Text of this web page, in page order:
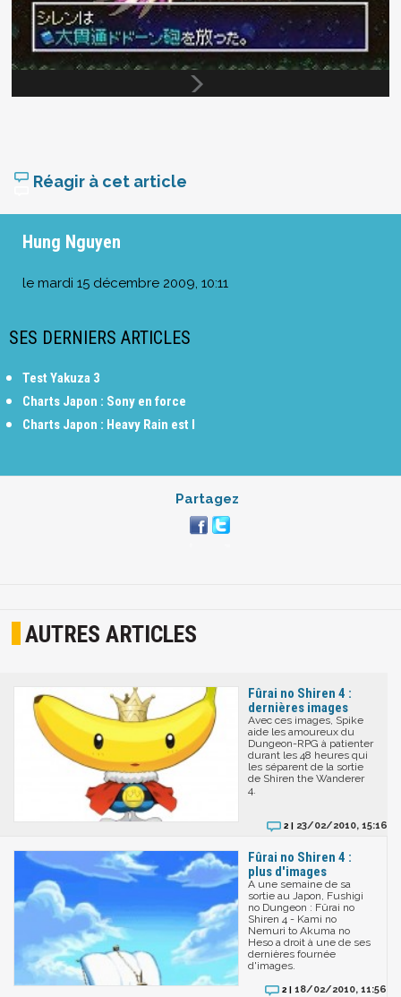
Réagir à cet article
Hung Nguyen
le mardi 15 décembre 2009, 10:11
SES DERNIERS ARTICLES
Test Yakuza 3
Charts Japon : Sony en force
Charts Japon : Heavy Rain est l
Partagez
AUTRES ARTICLES
Fûrai no Shiren 4 :
dernières images
Avec ces images, Spike
aide les amoureux du
Dungeon-RPG à patienter
durant les 48 heures qui
les séparent de la sortie
de Shiren the Wanderer
4.
2 | 23/02/2010, 15:16
Fûrai no Shiren 4 :
plus d'images
A une semaine de sa
sortie au Japon, Fushigi
no Dungeon : Fûrai no
Shiren 4 - Kami no
Nemuri to Akuma no
Heso a droit à une de ses
dernières fournée
d'images.
2 | 18/02/2010, 11:56